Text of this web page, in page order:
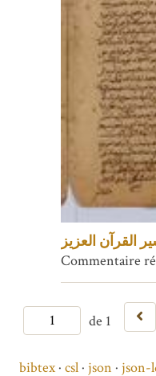
القرآن العزيز
Commentaire
de 1
bibtex csl json json-